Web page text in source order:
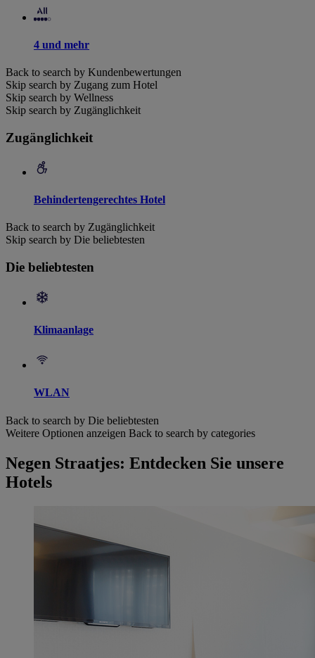
4 und mehr
Back to search by Kundenbewertungen
Skip search by Zugang zum Hotel
Skip search by Wellness
Skip search by Zugänglichkeit
Zugänglichkeit
Behindertengerechtes Hotel
Back to search by Zugänglichkeit
Skip search by Die beliebtesten
Die beliebtesten
Klimaanlage
WLAN
Back to search by Die beliebtesten
Weitere Optionen anzeigen Back to search by categories
Negen Straatjes: Entdecken Sie unsere
Hotels